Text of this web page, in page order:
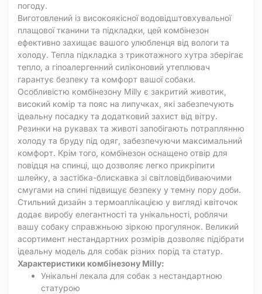
погоду.
Виготовлений із високоякісної водовідштовхувальної
плащової тканини та підкладки, цей комбінезон
ефективно захищає вашого улюбленця від вологи та
холоду. Тепла підкладка з трикотажного хутра зберігає
тепло, а гіпоалергенний силіконовий утеплювач
гарантує безпеку та комфорт вашої собаки.
Особливістю комбінезону Milly є закритий животик,
високий комір та пояс на липучках, які забезпечують
ідеальну посадку та додатковий захист від вітру.
Резинки на рукавах та животі запобігають потраплянню
холоду та бруду під одяг, забезпечуючи максимальний
комфорт. Крім того, комбінезон оснащено отвір для
повідця на спинці, що дозволяє легко прикріпити
шлейку, а застібка-блискавка зі світловідбиваючими
смугами на спині підвищує безпеку у темну пору доби.
Стильний дизайн з термоаплікацією у вигляді квіточок
додає виробу елегантності та унікальності, роблячи
вашу собаку справжньою зіркою прогулянок. Великий
асортимент нестандартних розмірів дозволяє підібрати
ідеальну модель для собак різних порід та статур.
Характеристики комбінезону Milly:
Унікальні лекала для собак з нестандартною
статурою